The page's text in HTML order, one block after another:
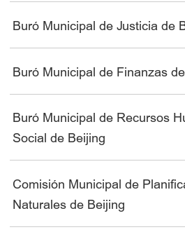
Buró Municipal de Justicia de
Buró Municipal de Finanzas
Buró Municipal de Recursos
Social de Beijing
Comisión Municipal de
Naturales de Beijing